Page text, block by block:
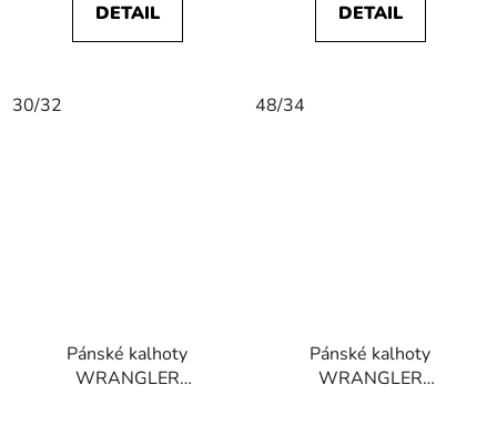
DETAIL
30/32
DETAIL
48/34
Pánské kalhoty
WRANGLER
Pánské kalhoty
WRANGLER